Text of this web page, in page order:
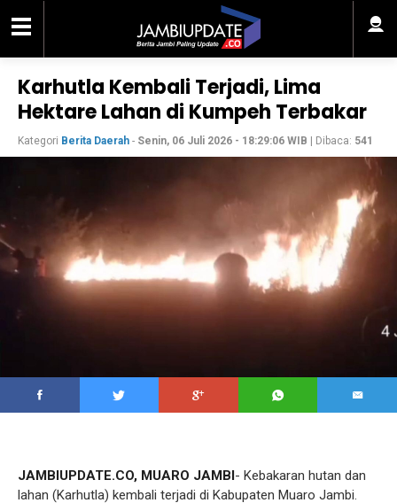
Karhutla Kembali Terjadi, Lima
Hektare Lahan di Kumpeh Terbakar
Kategori Berita Daerah - Senin, 06 Juli 2026 - 18:29:06 WIB | Dibaca: 541
JAMBIUPDATE.CO, MUARO JAMBI- Kebakaran hutan dan
lahan (Karhutla) kembali terjadi di Kabupaten Muaro Jambi.